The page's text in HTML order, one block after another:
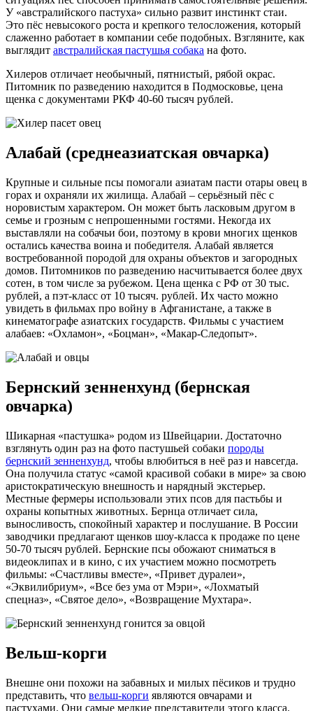
У «австралийского пастуха» сильно развит инстинкт стаи.
Это пёс невысокого роста и крепкого телосложения, который
слаженно работает в компании себе подобных. Взгляните, как
выглядит австралийская пастушья собака на фото.
Хилеров отличает необычный, пятнистый, рябой окрас.
Питомник по разведению находится в Подмосковье, цена
щенка с документами РКФ 40-60 тысяч рублей.
Алабай (среднеазиатская овчарка)
Крупные и сильные псы помогали азиатам пасти отары овец в
горах и охраняли их жилища. Алабай – серьёзный пёс с
норовистым характером. Он может быть ласковым другом в
семье и грозным с непрошенными гостями. Некогда их
выставляли на собачьи бои, поэтому в крови многих щенков
остались качества воина и победителя. Алабай является
востребованной породой для охраны объектов и загородных
домов. Питомников по разведению насчитывается более двух
сотен, в том числе за рубежом. Цена щенка с РФ от 30 тыс.
рублей, а пэт-класс от 10 тысяч. рублей. Их часто можно
увидеть в фильмах про войну в Афганистане, а также в
кинематографе азиатских государств. Фильмы с участием
алабаев: «Охламон», «Боцман», «Макар-Следопыт».
Бернский зенненхунд (бернская
овчарка)
Шикарная «пастушка» родом из Швейцарии. Достаточно
взглянуть один раз на фото пастушьей собаки породы
бернский зенненхунд, чтобы влюбиться в неё раз и навсегда.
Она получила статус «самой красивой собаки в мире» за свою
аристократическую внешность и нарядный экстерьер.
Местные фермеры использовали этих псов для пастьбы и
охраны копытных животных. Бернца отличает сила,
выносливость, спокойный характер и послушание. В России
заводчики предлагают щенков шоу-класса к продаже по цене
50-70 тысяч рублей. Бернские псы обожают сниматься в
видеоклипах и в кино, с их участием можно посмотреть
фильмы: «Счастливы вместе», «Привет дуралеи»,
«Эквилибриум», «Все без ума от Мэри», «Лохматый
спецназ», «Святое дело», «Возвращение Мухтара».
Вельш-корги
Внешне они похожи на забавных и милых пёсиков и трудно
представить, что вельш-корги являются овчарами и
пастухами. Они самые мелкие представители этого класса.